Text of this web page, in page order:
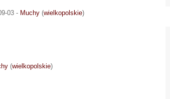
03 - Muchy (wielkopolskie)
(wielkopolskie)